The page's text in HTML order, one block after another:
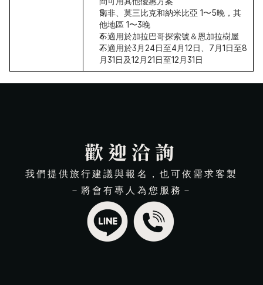
南非、莫三比克和納米比亞 1〜5晚，其
他地區 1〜3晚
不適用於加拉巴哥探索號＆恩加拉樹屋
不適用於3月24日至4月12日、7月1日至8
月31日及12月21日至12月31日
歡迎洽詢
我們提供旅行建議與報名，也可依需求客製
－將會有專人為您服務－